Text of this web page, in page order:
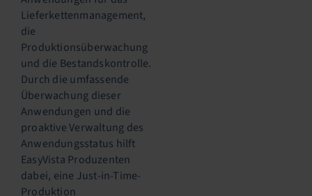
Lieferkettenmanagement,
die
Produktionsüberwachung
und die Bestandskontrolle.
Durch die umfassende
Überwachung dieser
Anwendungen und die
proaktive Verwaltung des
Anwendungsstatus hilft
EasyVista Produzenten
dabei, eine Just-in-Time-
Produktion